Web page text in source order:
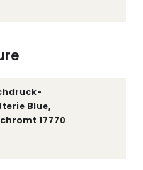
Blue,
17770